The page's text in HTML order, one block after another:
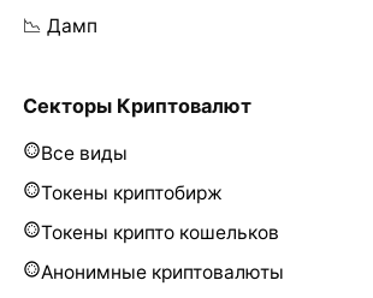
📉 Дамп
Секторы Криптовалют
Все виды
Токены криптобирж
Токены крипто кошельков
Анонимные криптовалюты